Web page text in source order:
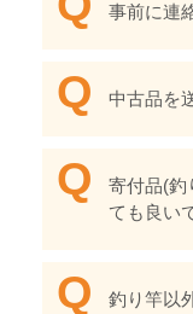
事前に連
中古品を
寄付品(釣
ても良い
釣り竿以